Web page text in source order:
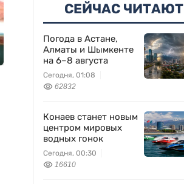
СЕЙЧАС ЧИТАЮТ
Погода в Астане,
Алматы и Шымкенте
на 6–8 августа
Сегодня, 01:08
62832
Конаев станет новым
центром мировых
водных гонок
Сегодня, 00:30
16610